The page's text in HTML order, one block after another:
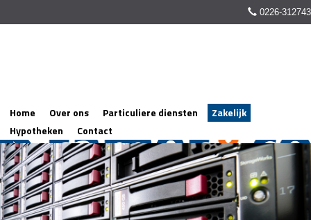
0226-312743
Home Over ons Particuliere diensten
Zakelijk
Hypotheken
Contact